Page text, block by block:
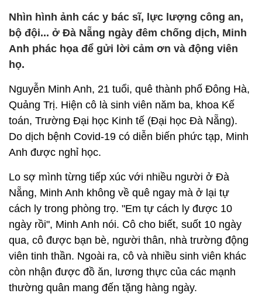
Nhìn hình ảnh các y bác sĩ, lực lượng công an,
bộ đội... ở Đà Nẵng ngày đêm chống dịch, Minh
Anh phác họa để gửi lời cảm ơn và động viên
họ.
Nguyễn Minh Anh, 21 tuổi, quê thành phố Đông Hà,
Quảng Trị. Hiện cô là sinh viên năm ba, khoa Kế
toán, Trường Đại học Kinh tế (Đại học Đà Nẵng).
Do dịch bệnh Covid-19 có diễn biến phức tạp, Minh
Anh được nghỉ học.
Lo sợ mình từng tiếp xúc với nhiều người ở Đà
Nẵng, Minh Anh không về quê ngay mà ở lại tự
cách ly trong phòng trọ. "Em tự cách ly được 10
ngày rồi", Minh Anh nói. Cô cho biết, suốt 10 ngày
qua, cô được bạn bè, người thân, nhà trường động
viên tinh thần. Ngoài ra, cô và nhiều sinh viên khác
còn nhận được đồ ăn, lương thực của các mạnh
thường quân mang đến tặng hàng ngày.